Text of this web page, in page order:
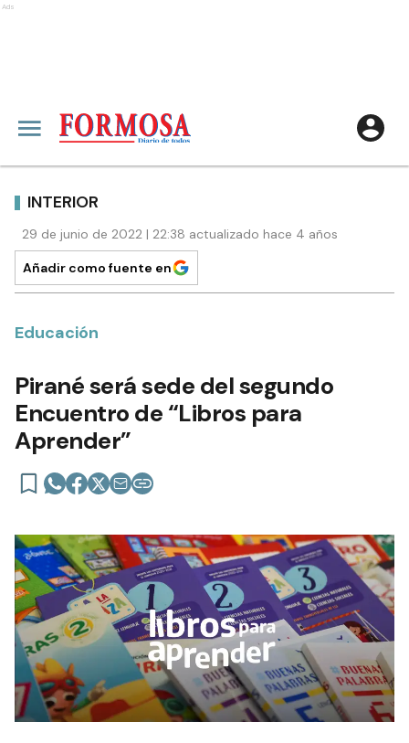
Ads
INTERIOR
29 de junio de 2022 | 22:38 actualizado hace 4 años
Añadir como fuente en
Educación
Pirané será sede del segundo
Encuentro de “Libros para
Aprender”